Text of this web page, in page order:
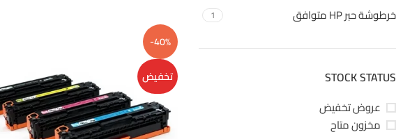
خرطوشة حبر HP متوافق 1
STOCK STATUS
عروض تخفيض
مخزون متاح
-40%
تخفيض